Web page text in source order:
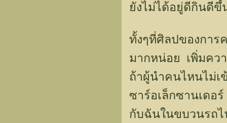
ยังไม่ได้อยู่ดีกินดีขึ้
ทั้งๆที่ศิลปของการ
มากหน่อย เพิ่มคว
ถ้าผู้นำคนไหนไม่เ
ซาร์อเล็กซานเดอ
กับฉันในขบวนรถ